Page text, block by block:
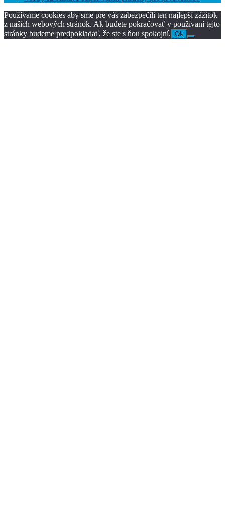
Používame cookies aby sme pre vás zabezpečili ten najlepší zážitok
z našich webových stránok. Ak budete pokračovať v používaní tejto
stránky budeme predpokladať, že ste s ňou spokojní. Ok